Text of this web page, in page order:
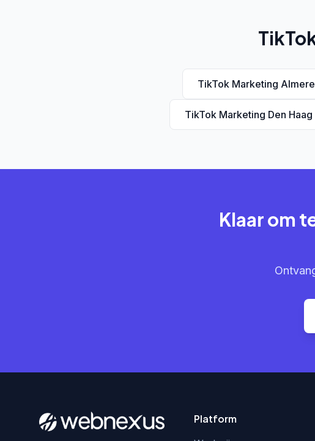
TikTok Marketing Almere
TikTok Marketing Den Haag
Klaar om
Platform